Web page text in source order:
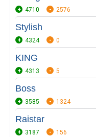
4710 2576
Stylish
4324 0
KING
4313 5
Boss
3585 1324
Raistar
3187 156